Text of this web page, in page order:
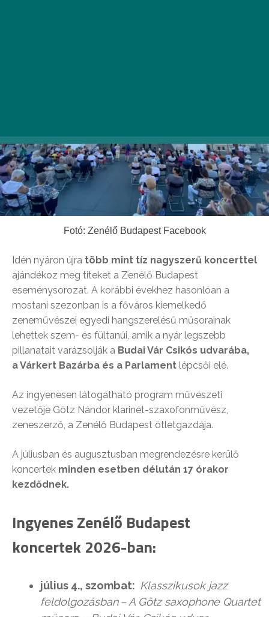
Fotó: Zenélő Budapest Facebook
Idén nyáron újra több mint tíz nagyszerű koncerttel
ajándékoz meg titeket a Zenélő Budapest
eseménysorozat. A korábbi évekhez hasonlóan a
mostani szezonban is a főváros kiemelkedő
zeneművészei egyedi hangszerelésű műsorainak
lehettek szem- és fültanúi, amik a nyár legszebb
pillanatait varázsolják a Budai Vár Csikós udvarába,
a Várkert Bazárba és a Parlament lépcsői elé.
Az ingyenesen látogatható program művészeti
vezetője Götz Nándor klarinét-szaxofonművész,
zeneszerző, a Zenélő Budapest ötletgazdája.
A júliusban és augusztusban megrendezésre kerülő
koncertek minden esetben délután 17 órakor
kezdődnek.
Ingyenes Zenélő Budapest
koncertek 2026-ban:
július 4., szombat: Klasszikusok jazz
feldolgozásban – A Götz saxophone Quartet